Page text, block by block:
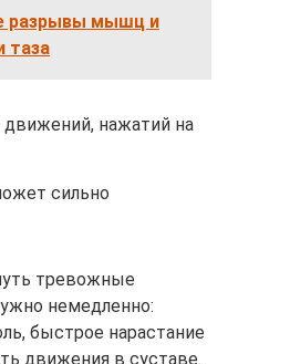
разрывы мышц и
таза
движений, нажатий на
сильно
тревожные
немедленно:
быстрое нарастание
движения в суставе.